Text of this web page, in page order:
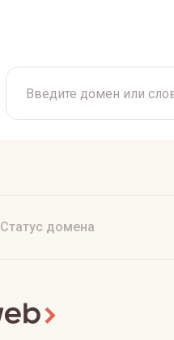
Статус домена